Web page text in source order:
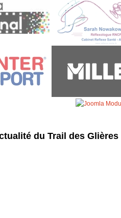
du Trail des